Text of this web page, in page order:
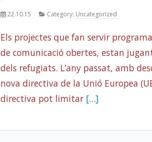
22.10.15 Category: Uncategorized
Els projectes que fan servir
de comunicació obertes, estan
dels refugiats. L’any passat, amb
nova directiva de la Unió Europea
directiva pot limitar […]